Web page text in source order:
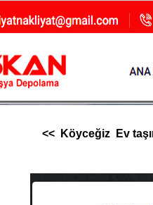
<< Köyceğiz Ev